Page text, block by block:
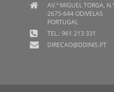
AV.ª MIGUEL TORGA,
2675-644 ODIVELAS
PORTUGAL
TEL.: 961 213 331
DIRECAO@DDINIS.PT